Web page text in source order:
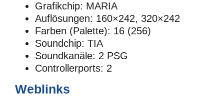
Grafikchip: MARIA
Auflösungen: 160×242, 320×242
Farben (Palette): 16 (256)
Soundchip: TIA
Soundkanäle: 2 PSG
Controllerports: 2
Weblinks